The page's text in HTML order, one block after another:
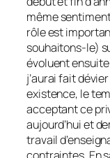
même
rôle est
souhaitons-le)
évoluent
j’aurai fait
existence, le
acceptant ce
aujourd’hui et
travail